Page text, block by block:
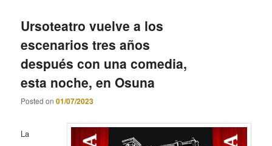
Ursoteatro vuelve a los
escenarios tres años
después con una comedia,
esta noche, en Osuna
Posted on01/07/2023
La